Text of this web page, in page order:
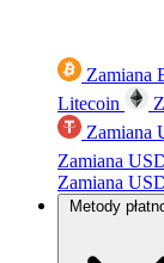
Zamiana
Litecoin
Zamiana
Zamiana
Zamiana
Metody